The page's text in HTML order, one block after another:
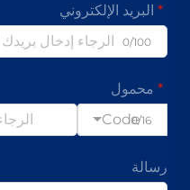
البريد الإلكتروني
0/100
محمول
Code0/16
رسالة